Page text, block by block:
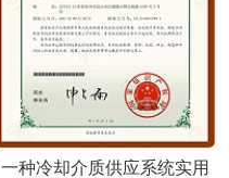
一种冷却介质供应系统实用